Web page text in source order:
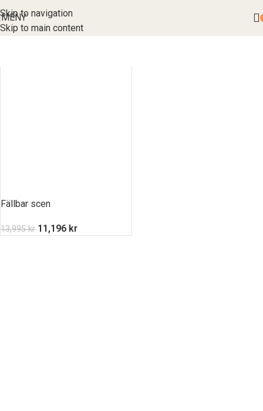
Skip to navigation
Skip to main content
MENY
Fällbar scen
13,995kr 11,196 kr